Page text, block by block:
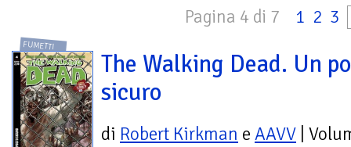
Pagina 4 di 7 1 2 3
FUMETTI
The Walking Dead. Un
sicuro
di Robert Kirkman e AAVV |